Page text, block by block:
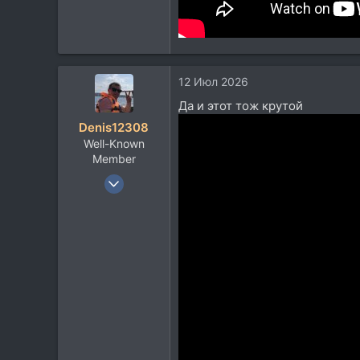
Denis12308
Well-Known
Member
6 Июн 2015
12 Июл 2026
Да и этот тож крутой